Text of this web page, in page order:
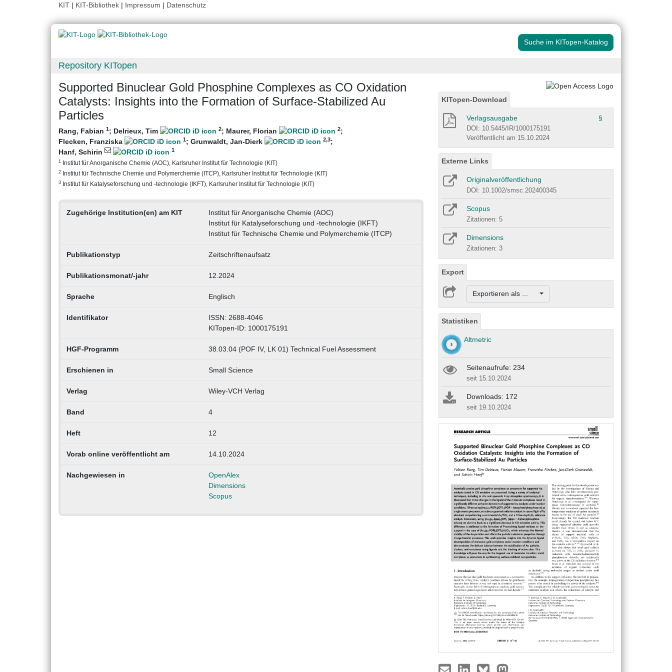
KIT | KIT-Bibliothek | Impressum | Datenschutz
Suche im KITopen-Katalog
Repository KITopen
Supported Binuclear Gold Phosphine Complexes as CO Oxidation
Catalysts: Insights into the Formation of Surface‐Stabilized Au
Particles
Rang, Fabian 1; Delrieux, Tim 2; Maurer, Florian 2;
Flecken, Franziska
1; Grunwaldt, Jan-Dierk 2,3;
Hanf, Schirin
1
1 Institut für Anorganische Chemie (AOC), Karlsruher Institut für Technologie (KIT)
2 Institut für Technische Chemie und Polymerchemie (ITCP), Karlsruher Institut für Technologie (KIT)
3 Institut für Katalyseforschung und -technologie (IKFT), Karlsruher Institut für Technologie (KIT)
Zugehörige Institution(en) am KIT
Institut für Anorganische Chemie (AOC)
Institut für Katalyseforschung und -technologie (IKFT)
Institut für Technische Chemie und Polymerchemie (ITCP)
Publikationstyp Zeitschriftenaufsatz
Publikationsmonat/-jahr 12.2024
Sprache Englisch
Identifikator
ISSN: 2688-4046
KITopen-ID: 1000175191
HGF-Programm 38.03.04 (POF IV, LK 01) Technical Fuel Assessment
Erschienen in Small Science
Verlag Wiley-VCH Verlag
Band 4
Heft 12
Vorab online veröffentlicht am 14.10.2024
Nachgewiesen in
OpenAlex
Dimensions
Scopus
KITopen-Download
Verlagsausgabe §
DOI: 10.5445/IR/1000175191
Veröffentlicht am 15.10.2024
Externe Links
Originalveröffentlichung
DOI: 10.1002/smsc.202400345
Scopus
Zitationen: 5
Dimensions
Zitationen: 3
Export
Exportieren als ...
Statistiken
Altmetric
Seitenaufrufe: 234
seit 15.10.2024
Downloads: 172
seit 19.10.2024